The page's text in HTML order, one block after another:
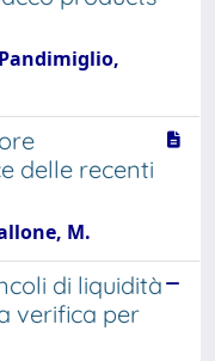
delle recenti
M.
di liquidità
verifica per